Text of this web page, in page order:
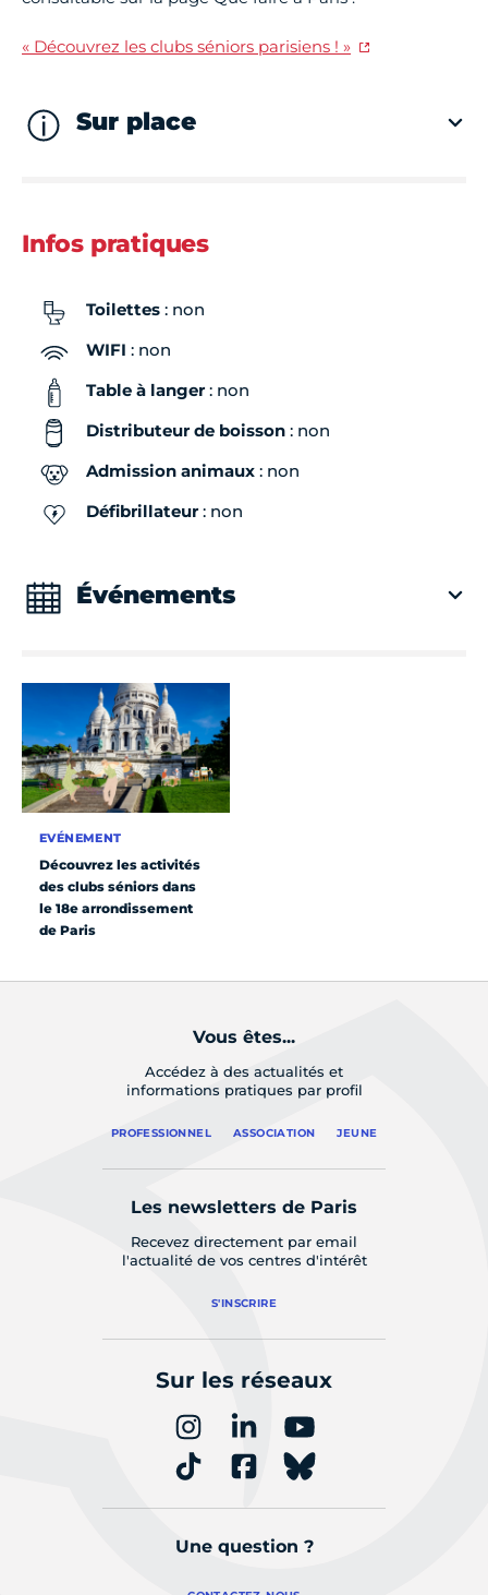
« Découvrez les clubs séniors parisiens ! »
Sur place
Infos pratiques
Toilettes : non
WIFI : non
Table à langer: non
Distributeur de boisson : non
Admission animaux : non
Défibrillateur: non
Événements
EVÉNEMENT
Découvrez les activités
des clubs séniors dans
le 18e arrondissement
de Paris
Vous êtes...
Accédez à des actualités et
informations pratiques par profil
PROFESSIONNEL ASSOCIATION JEUNE
Les newsletters de Paris
Recevez directement par email
l'actualité de vos centres d'intérêt
S'INSCRIRE
Sur les réseaux
Une question ?